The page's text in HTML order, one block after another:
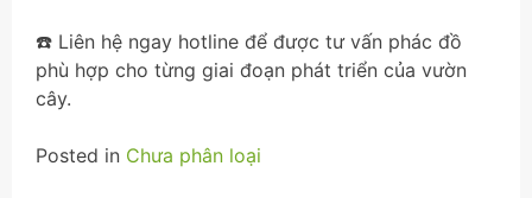
☎️ Liên hệ ngay hotline để được tư vấn phác đồ
phù hợp cho từng giai đoạn phát triển của vườn
cây.
Posted in Chưa phân loại